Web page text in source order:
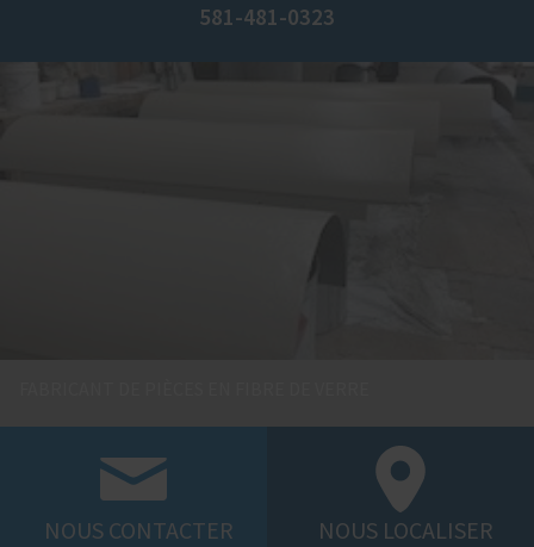
581-481-0323
NOUS CONTACTER NOUS LOCALISER